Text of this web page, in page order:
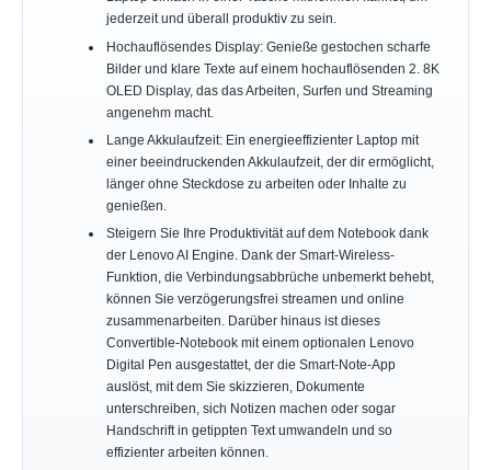
jederzeit und überall produktiv zu sein.
Hochauflösendes Display: Genieße gestochen scharfe
Bilder und klare Texte auf einem hochauflösenden 2. 8K
OLED Display, das das Arbeiten, Surfen und Streaming
angenehm macht.
Lange Akkulaufzeit: Ein energieeffizienter Laptop mit
einer beeindruckenden Akkulaufzeit, der dir ermöglicht,
länger ohne Steckdose zu arbeiten oder Inhalte zu
genießen.
Steigern Sie Ihre Produktivität auf dem Notebook dank
der Lenovo AI Engine. Dank der Smart-Wireless-
Funktion, die Verbindungsabbrüche unbemerkt behebt,
können Sie verzögerungsfrei streamen und online
zusammenarbeiten. Darüber hinaus ist dieses
Convertible-Notebook mit einem optionalen Lenovo
Digital Pen ausgestattet, der die Smart-Note-App
auslöst, mit dem Sie skizzieren, Dokumente
unterschreiben, sich Notizen machen oder sogar
Handschrift in getippten Text umwandeln und so
effizienter arbeiten können.